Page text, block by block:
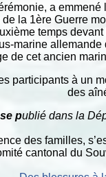
a
la 1ère Guerre
temps devant
marine allemande
de cet ancien
participants à un
des
publié dans la
des familles,
cantonal du